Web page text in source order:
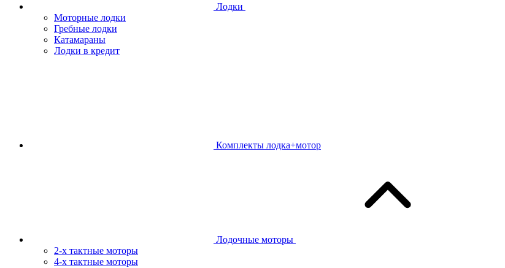
Лодки
Моторные лодки
Гребные лодки
Катамараны
Лодки в кредит
Комплекты лодка+мотор
Лодочные моторы
2-х тактные моторы
4-х тактные моторы